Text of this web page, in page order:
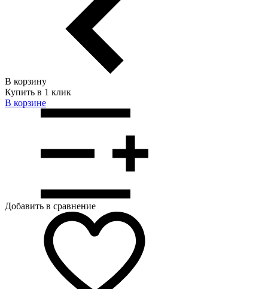
В корзину
Купить в 1 клик
В корзинe
Добавить в сравнение